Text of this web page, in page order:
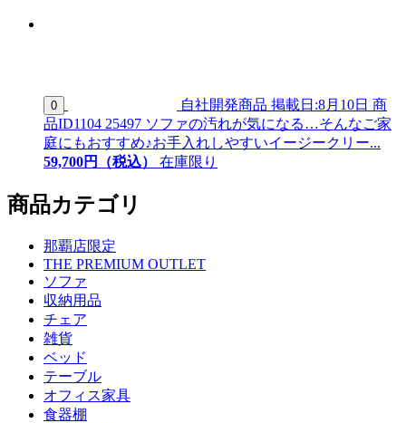
0 自社開発商品 掲載日:8月10日 商
品ID1104 25497 ソファの汚れが気になる…そんなご家
庭にもおすすめ♪お手入れしやすいイージークリー...
59,700円（税込） 在庫限り
商品カテゴリ
那覇店限定
THE PREMIUM OUTLET
ソファ
収納用品
チェア
雑貨
ベッド
テーブル
オフィス家具
食器棚